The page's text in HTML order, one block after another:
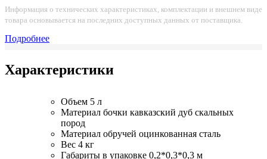
Информация о технических характеристиках, комплектации и внешнем виде
товара основывается на последних доступных данных от поставщика.
Подробнее
Характеристики
Объем 5 л
Материал бочки кавказский дуб скальных
пород
Материал обручей оцинкованная сталь
Вес 4 кг
Габариты в упаковке 0,2*0,3*0,3 м